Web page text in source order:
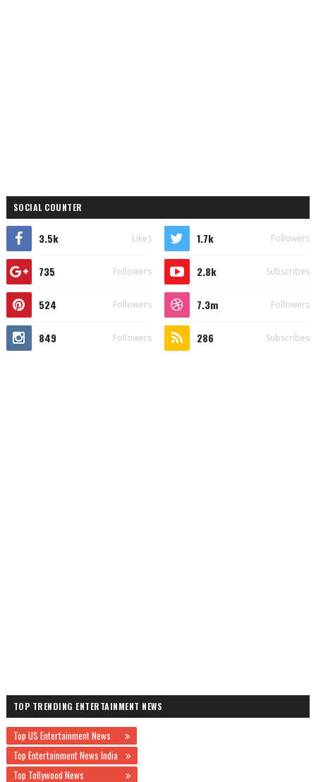
SOCIAL COUNTER
3.5k Likes 1.7k Followers
735 Followers 2.8k Subscribes
524 Followers 7.3m Followers
849 Followers 286 Subscribes
TOP TRENDING ENTERTAINMENT NEWS
Top US Entertainment News
Top Entertainment News India
Top Tollywood News